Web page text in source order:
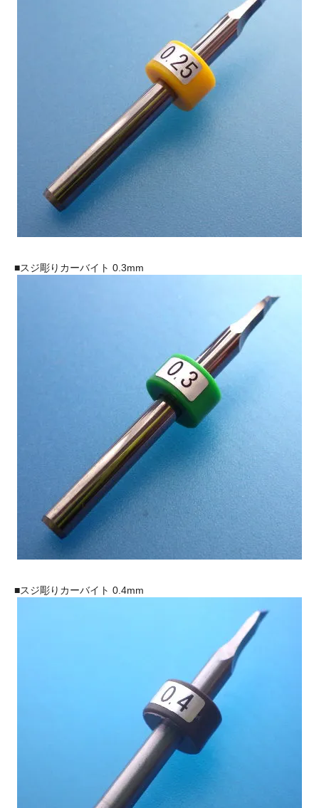
■スジ彫りカーバイト 0.3mm
■スジ彫りカーバイト 0.4mm